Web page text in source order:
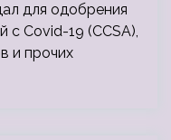
для одобрения
с Covid-19 (CCSA),
и прочих